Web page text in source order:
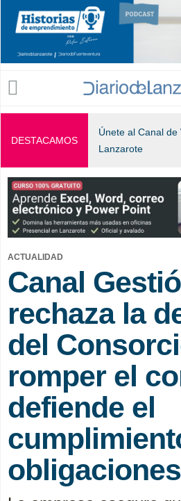
Jump to
DESTACAMOS
Únete al Canal
Lanzarote
ACTUALIDAD
Canal
rechaza la
del
romper el
defiende el
obligaciones